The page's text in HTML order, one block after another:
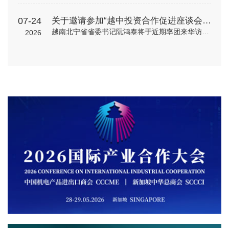
07-24
2026
关于邀请参加“越中投资合作促进座谈会”的通知
越南北宁省省委书记阮鸿泰将于近期率团来华访问。北宁省是越南重要的工业制造与出口基地，在全球电子、高新科技及智能制造领域形成了一定产业规模。依托其地理位置、基础设施以及当地政府“与企业同行”的投资服务配套机制，北宁省已吸引多家跨国企业入驻，成为外资企业在越南布局的重要选项之一。 为进一步促进中国与越南地方政府间经贸交流合作，加强中国企业对越南北宁省贸易投资环境的了解，北宁省人民委员会和越南驻华大使馆将于8月24日（星期一）在北京共同举办“越中投资合作促进座谈会-北宁省:携手同行共创未来”。会议包括相关领导致辞、北宁省推介片、投资政策推介、实践案例分享、投资证书颁发仪式、省领导总结发言等多个环节，具体安排请见附件活动初步议程。 近年来，机电商会受邀配合越南方面举办多场投资、贸易与旅游促进活动，为两国企业搭建对接平台，推动了双边在经贸、投资等领域的务实合作。受越南驻华使馆委托，机电商会将再次支持本次活动，现邀请与北宁省重点合作领域相关的企业参会并开展交流。请有意参会的企业于8月19日前打开下方链接，或扫描下方二维码在线报名。我会将根据使馆要求进行企业适配度审核，最终参会请以我会邮件通知为准。